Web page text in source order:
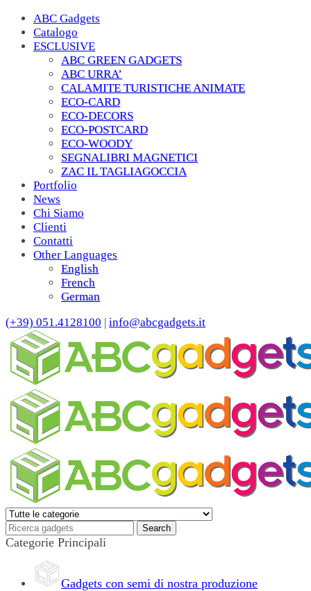
ABC Gadgets
Catalogo
ESCLUSIVE
ABC GREEN GADGETS
ABC URRA’
CALAMITE TURISTICHE ANIMATE
ECO-CARD
ECO-DECORS
ECO-POSTCARD
ECO-WOODY
SEGNALIBRI MAGNETICI
ZAC IL TAGLIAGOCCIA
Portfolio
News
Chi Siamo
Clienti
Contatti
Other Languages
English
French
German
(+39) 051.4128100 | info@abcgadgets.it
Categorie Principali
Gadgets con semi di nostra produzione